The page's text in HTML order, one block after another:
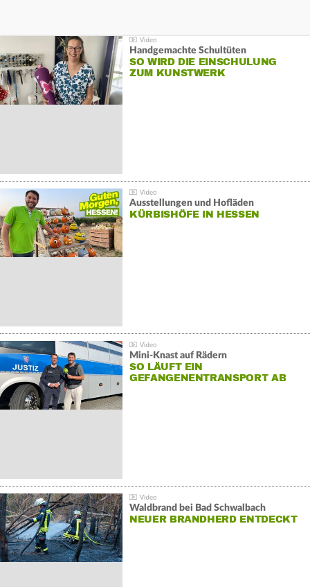
Handgemachte Schultüten
SO WIRD DIE EINSCHULUNG
ZUM KUNSTWERK
Ausstellungen und Hofläden
KÜRBISHÖFE IN HESSEN
Mini-Knast auf Rädern
SO LÄUFT EIN
GEFANGENENTRANSPORT AB
Waldbrand bei Bad Schwalbach
NEUER BRANDHERD ENTDECKT